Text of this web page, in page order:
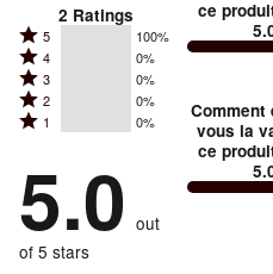
2 Ratings
Rated
5
stars
by
of
reviewers
5 100%
Rated
4
stars
by
of
reviewers
4 0%
Rated
3
stars
0%
of
reviewers
3 0%
Rated
2
by
0%
of
reviewers
2 0%
Rated
stars
by
0%
of
1 0%
5.0 out
of 5 stars
ce
Comment
vous la
ce